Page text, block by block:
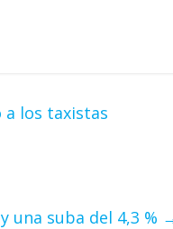
los taxistas
una suba del 4,3 %